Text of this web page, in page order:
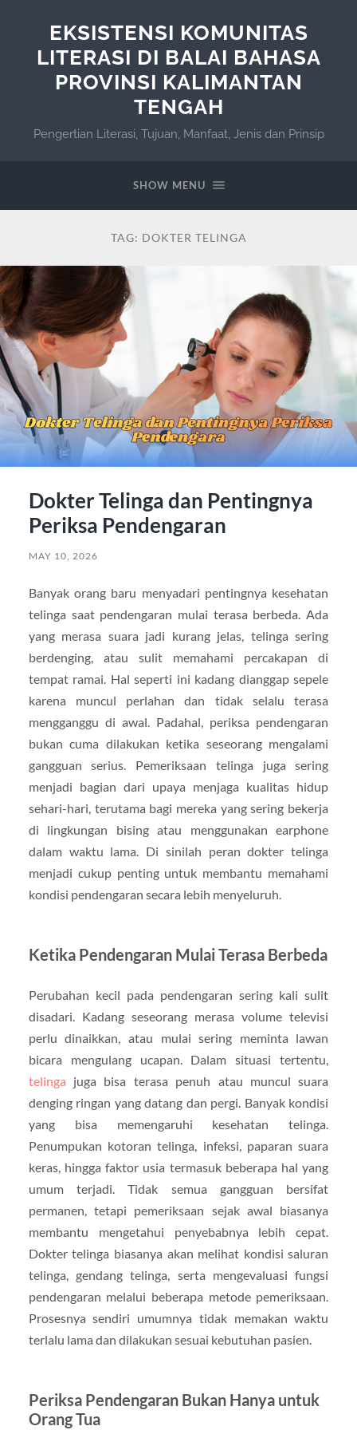
EKSISTENSI KOMUNITAS
LITERASI DI BALAI BAHASA
PROVINSI KALIMANTAN
TENGAH
Pengertian Literasi, Tujuan, Manfaat, Jenis dan Prinsip
SHOW MENU
TAG: DOKTER TELINGA
Dokter Telinga dan Pentingnya
Periksa Pendengaran
MAY 10, 2026
Banyak orang baru menyadari pentingnya kesehatan
telinga saat pendengaran mulai terasa berbeda. Ada
yang merasa suara jadi kurang jelas, telinga sering
berdenging, atau sulit memahami percakapan di
tempat ramai. Hal seperti ini kadang dianggap sepele
karena muncul perlahan dan tidak selalu terasa
mengganggu di awal. Padahal, periksa pendengaran
bukan cuma dilakukan ketika seseorang mengalami
gangguan serius. Pemeriksaan telinga juga sering
menjadi bagian dari upaya menjaga kualitas hidup
sehari-hari, terutama bagi mereka yang sering bekerja
di lingkungan bising atau menggunakan earphone
dalam waktu lama. Di sinilah peran dokter telinga
menjadi cukup penting untuk membantu memahami
kondisi pendengaran secara lebih menyeluruh.
Ketika Pendengaran Mulai Terasa Berbeda
Perubahan kecil pada pendengaran sering kali sulit
disadari. Kadang seseorang merasa volume televisi
perlu dinaikkan, atau mulai sering meminta lawan
bicara mengulang ucapan. Dalam situasi tertentu,
telinga juga bisa terasa penuh atau muncul suara
denging ringan yang datang dan pergi. Banyak kondisi
yang bisa memengaruhi kesehatan telinga.
Penumpukan kotoran telinga, infeksi, paparan suara
keras, hingga faktor usia termasuk beberapa hal yang
umum terjadi. Tidak semua gangguan bersifat
permanen, tetapi pemeriksaan sejak awal biasanya
membantu mengetahui penyebabnya lebih cepat.
Dokter telinga biasanya akan melihat kondisi saluran
telinga, gendang telinga, serta mengevaluasi fungsi
pendengaran melalui beberapa metode pemeriksaan.
Prosesnya sendiri umumnya tidak memakan waktu
terlalu lama dan dilakukan sesuai kebutuhan pasien.
Periksa Pendengaran Bukan Hanya untuk
Orang Tua